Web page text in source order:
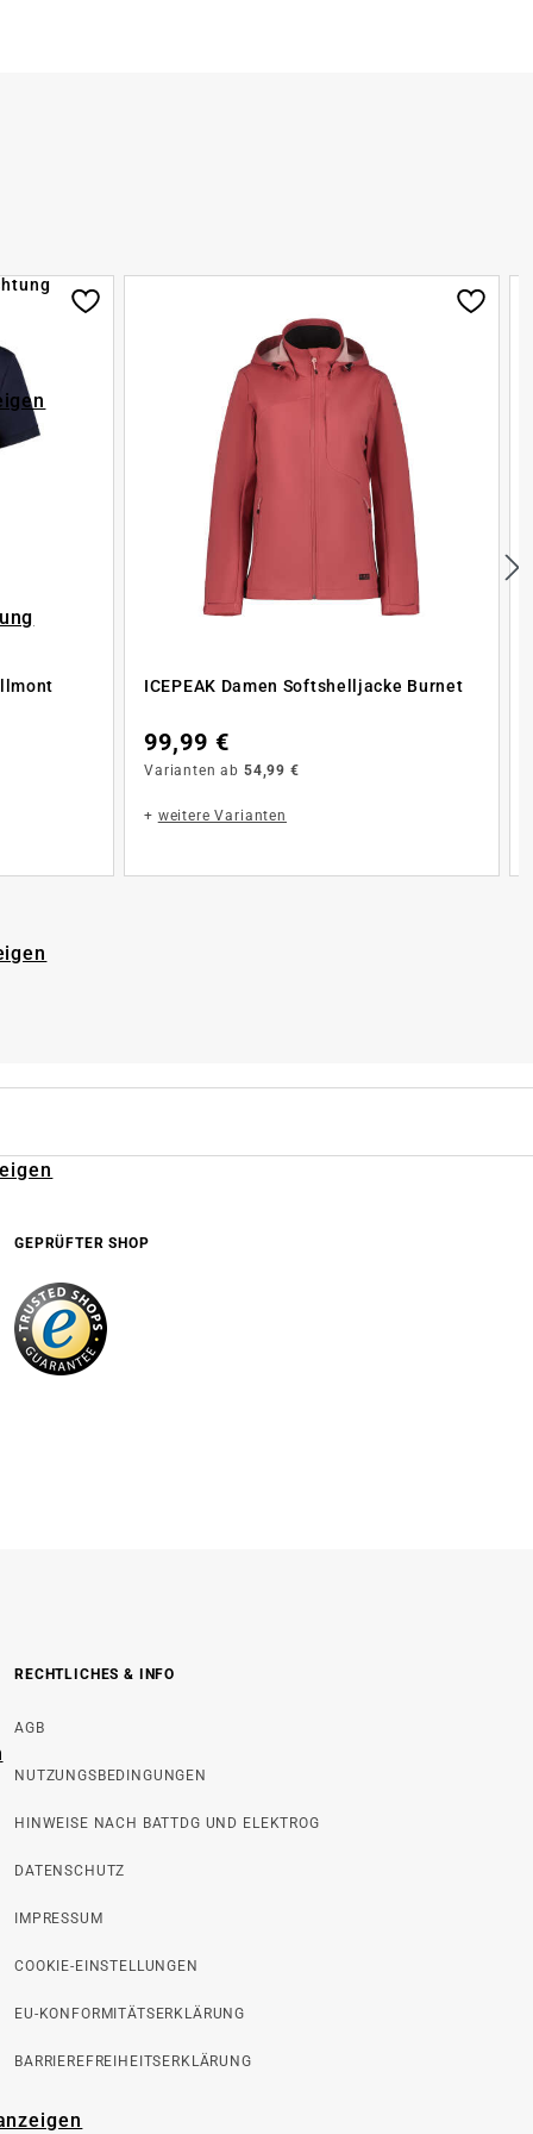
ICEPEAK Damen Softshelljacke Burnet
99,99 €
Varianten ab 54,99 €
+ weitere Varianten
GEPRÜFTER SHOP
RECHTLICHES & INFO
AGB
NUTZUNGSBEDINGUNGEN
HINWEISE NACH BATTDG UND ELEKTROG
DATENSCHUTZ
IMPRESSUM
COOKIE-EINSTELLUNGEN
EU-KONFORMITÄTSERKLÄRUNG
BARRIEREFREIHEITSERKLÄRUNG